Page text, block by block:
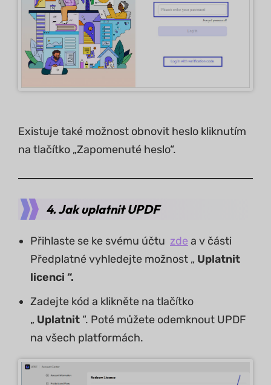
Existuje také možnost obnovit heslo kliknutím
na tlačítko „Zapomenuté heslo“.
4. Jak uplatnit UPDF
Přihlaste se ke svému účtu zde a v části
Předplatné vyhledejte možnost „ Uplatnit
licenci “.
Zadejte kód a klikněte na tlačítko
„ Uplatnit “. Poté můžete odemknout UPDF
na všech platformách.